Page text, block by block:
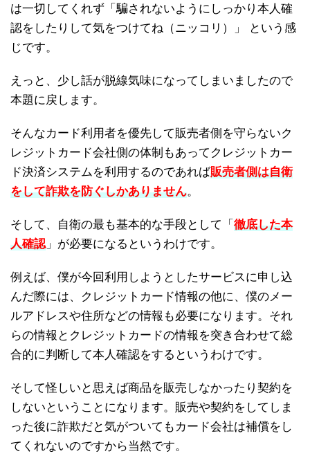
は一切してくれず「騙されないようにしっかり本人確
認をしたりして気をつけてね（ニッコリ）」 という感
じです。
えっと、少し話が脱線気味になってしまいましたので
本題に戻します。
そんなカード利用者を優先して販売者側を守らないク
レジットカード会社側の体制もあってクレジットカー
ド決済システムを利用するのであれば販売者側は自衛
をして詐欺を防ぐしかありません。
そして、自衛の最も基本的な手段として「 徹底した本
人確認」が必要になるというわけです。
例えば、僕が今回利用しようとしたサービスに申し込
んだ際には、クレジットカード情報の他に、僕のメー
ルアドレスや住所などの情報も必要になります。それ
らの情報とクレジットカードの情報を突き合わせて総
合的に判断して本人確認をするというわけです。
そして怪しいと思えば商品を販売しなかったり契約を
しないということになります。販売や契約をしてしま
った後に詐欺だと気がついてもカード会社は補償をし
てくれないのですから当然です。